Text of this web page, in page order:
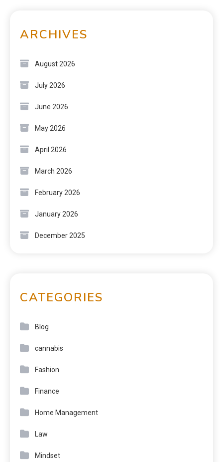
ARCHIVES
August 2026
July 2026
June 2026
May 2026
April 2026
March 2026
February 2026
January 2026
December 2025
CATEGORIES
Blog
cannabis
Fashion
Finance
Home Management
Law
Mindset